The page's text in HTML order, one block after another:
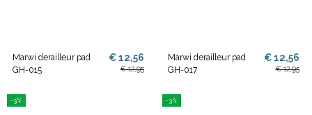
Marwi derailleur pad
GH-015
€ 12,56
€ 12,95
Marwi derailleur pad
GH-017
€ 12,56
€ 12,95
-3% -3%